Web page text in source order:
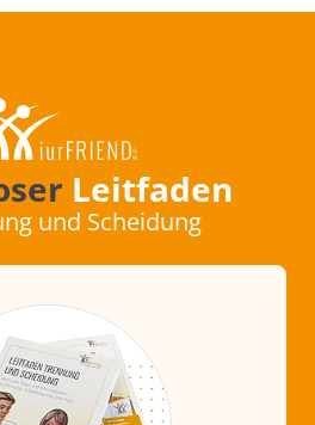
Leitfaden
und Scheidung